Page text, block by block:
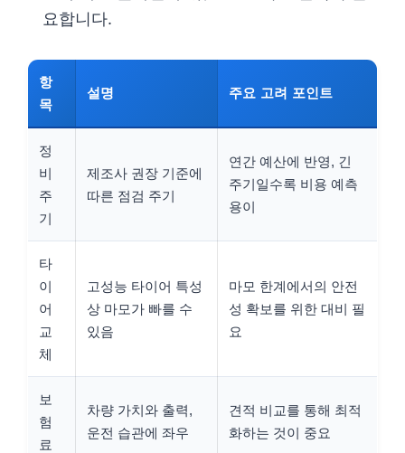
요합니다.
항
목
설명 주요 고려 포인트
정
비
주
기
제조사 권장 기준에
따른 점검 주기
연간 예산에 반영, 긴
주기일수록 비용 예측
용이
타
이
어
교
체
고성능 타이어 특성
상 마모가 빠를 수
있음
마모 한계에서의 안전
성 확보를 위한 대비 필
요
보
험
료
차량 가치와 출력,
운전 습관에 좌우
견적 비교를 통해 최적
화하는 것이 중요